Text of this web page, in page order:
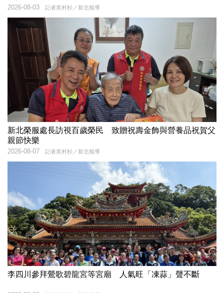
記者黃村杉／新北報導
2026-08-03
新北榮服處長訪視百歲榮民 致贈祝壽金飾與營養品祝賀父
親節快樂
記者黃村杉／新北報導
2026-08-07
李四川參拜鶯歌碧龍宮等宮廟 人氣旺「凍蒜」聲不斷